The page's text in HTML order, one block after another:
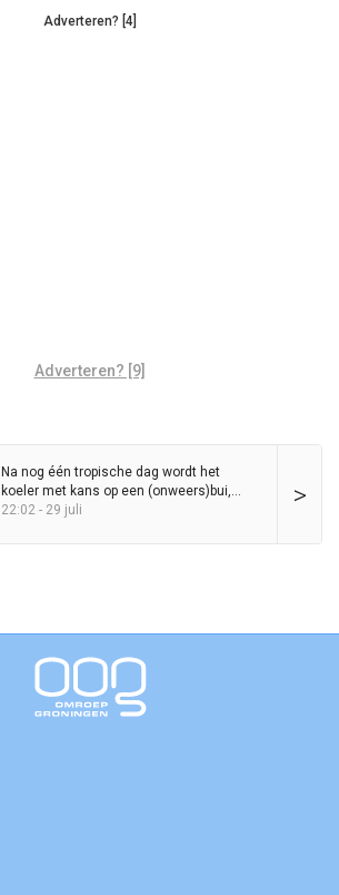
Adverteren? [4]
Adverteren? [9]
>
Na nog één tropische dag wordt het
koeler met kans op een (onweers)bui,
maar zomer blijft in het zadel
22:02 - 29 juli